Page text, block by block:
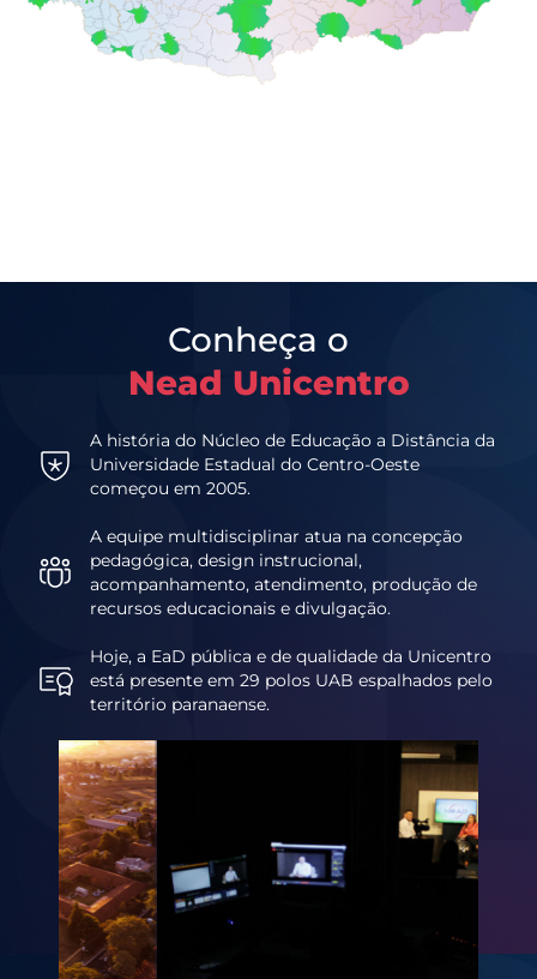
Conheça o
Nead Unicentro
A história do Núcleo de Educação a Distância da
Universidade Estadual do Centro-Oeste
começou em 2005.
A equipe multidisciplinar atua na concepção
pedagógica, design instrucional,
acompanhamento, atendimento, produção de
recursos educacionais e divulgação.
Hoje, a EaD pública e de qualidade da Unicentro
está presente em 29 polos UAB espalhados pelo
território paranaense.